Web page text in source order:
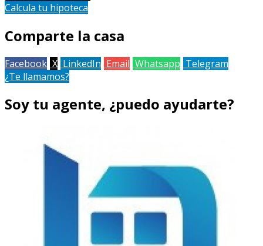
Calcula tu hipoteca
Comparte la casa
Facebook X LinkedIn Email Whatsapp Telegram
¿Te llamamos?
Soy tu agente, ¿puedo ayudarte?